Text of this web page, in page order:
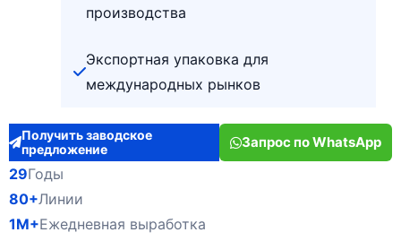
производства
Экспортная упаковка для
международных рынков
Получить заводское
предложение
Запрос по WhatsApp
29Годы
80+Линии
1M+Ежедневная выработка